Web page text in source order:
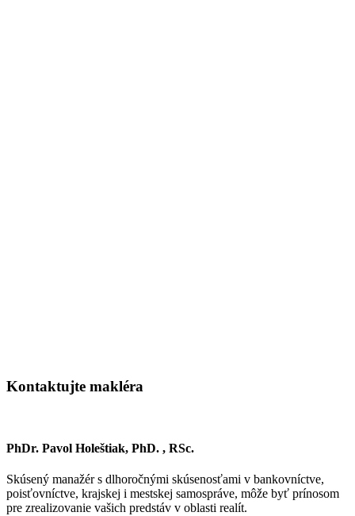
Kontaktujte makléra
PhDr. Pavol Holeštiak, PhD. , RSc.
Skúsený manažér s dlhoročnými skúsenosťami v bankovníctve,
poisťovníctve, krajskej i mestskej samospráve, môže byť prínosom
pre zrealizovanie vašich predstáv v oblasti realít.